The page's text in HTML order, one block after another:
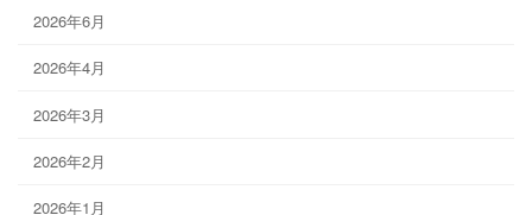
2026年6月
2026年4月
2026年3月
2026年2月
2026年1月